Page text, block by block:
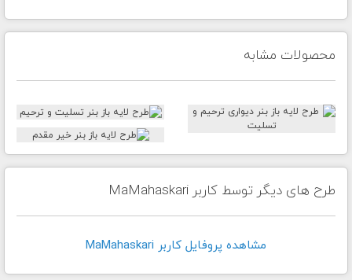
محصولات مشابه
طرح های دیگر توسط کاربر MaMahaskari
مشاهده پروفايل کاربر MaMahaskari